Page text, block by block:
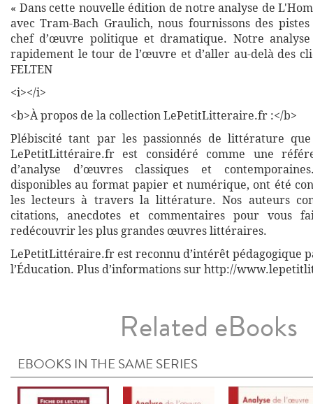
« Dans cette nouvelle édition de notre analyse de
avec Tram-Bach Graulich, nous fournissons des
chef d’œuvre politique et dramatique. Notre
rapidement le tour de l’œuvre et d’aller au-delà des
FELTEN
<i></i>
<b>À propos de la collection LePetitLitteraire.fr :</b>
Plébiscité tant par les passionnés de littérature
LePetitLittéraire.fr est considéré comme une
d’analyse d’œuvres classiques et
disponibles au format papier et numérique, ont été
les lecteurs à travers la littérature. Nos auteurs
citations, anecdotes et commentaires pour vous
redécouvrir les plus grandes œuvres littéraires.
LePetitLittéraire.fr est reconnu d’intérêt pédagogique
l’Éducation. Plus d’informations sur http://
Related eBooks
EBOOKS IN THE SAME SERIES